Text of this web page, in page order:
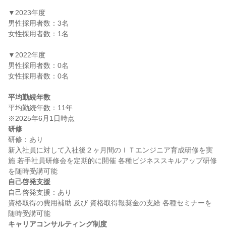
▼2023年度
男性採用者数：3名
女性採用者数：1名
▼2022年度
男性採用者数：0名
女性採用者数：0名
平均勤続年数
平均勤続年数：11年
研修
研修：あり
新入社員に対して入社後２ヶ月間のＩＴエンジニア育成研修を実
施 若手社員研修会を定期的に開催 各種ビジネススキルアップ研修
自己啓発支援
自己啓発支援：あり
資格取得の費用補助 及び 資格取得報奨金の支給 各種セミナーを
キャリアコンサルティング制度